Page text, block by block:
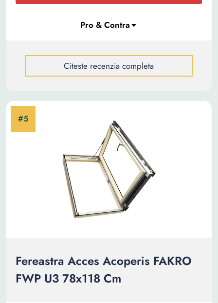
Citeste recenzia completa
Fereastra Acces Acoperis FAKRO
FWP U3 78x118 Cm